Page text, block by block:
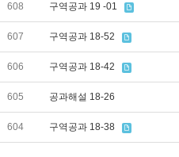
608 구역공과 19 -01
607 구역공과 18-52
606 구역공과 18-42
605 공과해설 18-26
604 구역공과 18-38